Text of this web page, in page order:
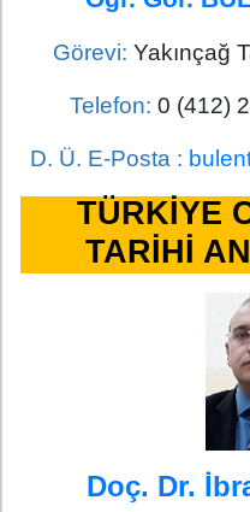
Görevi: Yakınçağ
Telefon: 0 (412)
D. Ü. E-Posta :
TÜRKİYE
TARİHİ
Doç. Dr.